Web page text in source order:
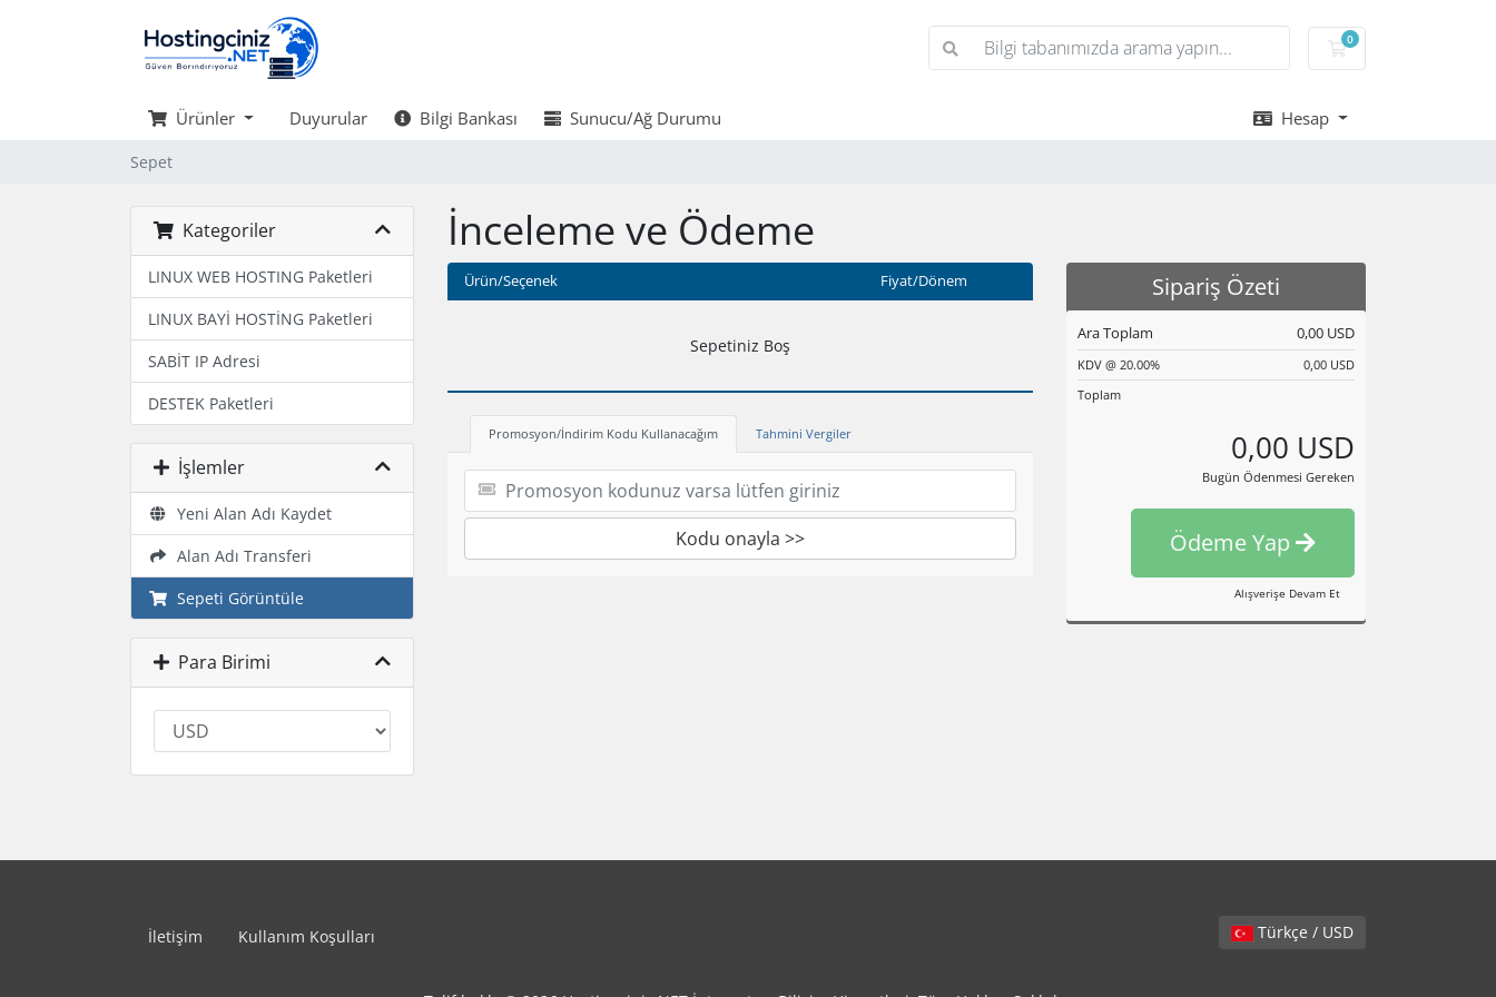
0
Sepet
Ürünler Duyurular Bilgi Bankası Sunucu/Ağ Durumu Hesap
Sepet
Kategoriler
LINUX WEB HOSTING Paketleri
LINUX BAYİ HOSTİNG Paketleri
SABİT IP Adresi
DESTEK Paketleri
İşlemler
Yeni Alan Adı Kaydet
Alan Adı Transferi
Sepeti Görüntüle
Para Birimi
İnceleme ve Ödeme
Ürün/Seçenek Fiyat/Dönem
Sepetiniz Boş
Promosyon/İndirim Kodu Kullanacağım Tahmini Vergiler
Kodu onayla >>
Sipariş Özeti
Ara Toplam 0,00 USD
KDV @ 20.00%
0,00 USD
Toplam
0,00 USD
Bugün Ödenmesi Gereken
Ödeme Yap
Alışverişe Devam Et
Türkçe / USD
İletişim Kullanım Koşulları